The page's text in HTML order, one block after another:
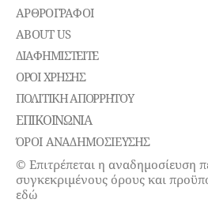
ΑΡΘΡΟΓΡΑΦΟΙ
ABOUT US
ΔΙΑΦΗΜΙΣΤΕΊΤΕ
ΌΡΟΙ ΧΡΉΣΗΣ
ΠΟΛΙΤΙΚΉ ΑΠΟΡΡΉΤΟΥ
ΕΠΙΚΟΙΝΩΝΊΑ
ΌΡΟΙ ΑΝΑΔΗΜΟΣΙΕΥΣΗΣ
© Επιτρέπεται η αναδημοσίευση
συγκεκριμένους όρους και
εδώ